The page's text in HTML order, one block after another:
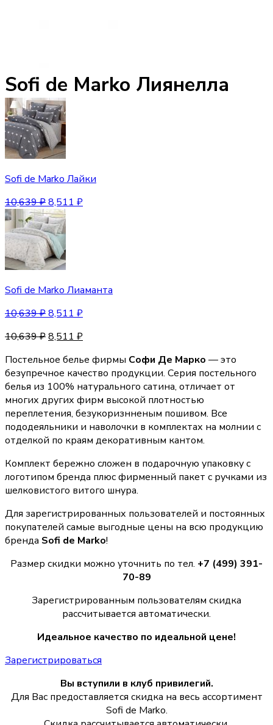
Sofi de Marko Лиянелла
Sofi de Marko Лайки
10,639₽8,511 ₽
Sofi de Marko Лиаманта
10,639₽8,511 ₽
10,639₽8,511 ₽
Постельное белье фирмы Софи Де Марко — это
безупречное качество продукции. Серия постельного
белья из 100% натурального сатина, отличает от
многих других фирм высокой плотностью
переплетения, безукоризнненым пошивом. Все
пододеяльники и наволочки в комплектах на молнии с
отделкой по краям декоративным кантом.
Комплект бережно сложен в подарочную упаковку с
логотипом бренда плюс фирменный пакет с ручками из
шелковистого витого шнура.
Для зарегистрированных пользователей и постоянных
покупателей самые выгодные цены на всю продукцию
бренда Sofi de Marko!
Размер скидки можно уточнить по тел. +7 (499) 391-
70-89
Зарегистрированным пользователям скидка
рассчитывается автоматически.
Идеальное качество по идеальной цене!
Зарегистрироваться
Вы вступили в клуб привилегий.
Для Вас предоставляется скидка на весь ассортимент
Sofi de Marko.